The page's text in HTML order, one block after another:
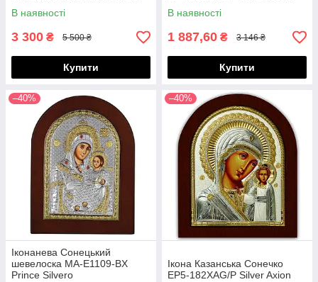
В наявності
3 300 ₴ 5 500 ₴
Купити
В наявності
1 887,60 ₴ 3 146 ₴
Купити
–40%
Іконанева Сонецький
шевелоска MA-E1109-BX
Prince Silvero
–40%
Ікона Казанська Сонечко
EP5-182XAG/P Silver Axion